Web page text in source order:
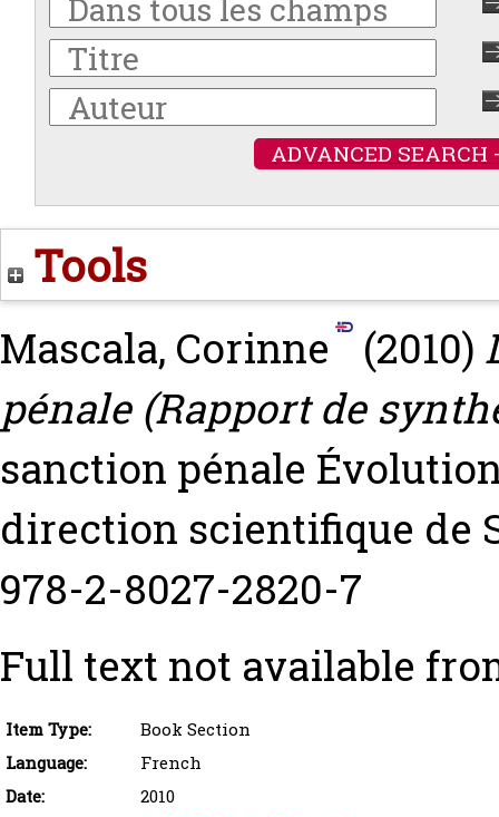
ADVANCED SEARCH
Tools
Mascala, Corinne (2010)
pénale (Rapport de
sanction pénale
direction scientifique de
978-2-8027-2820-7
Full text not available
Item Type:
Book Section
Language:
French
Date:
2010